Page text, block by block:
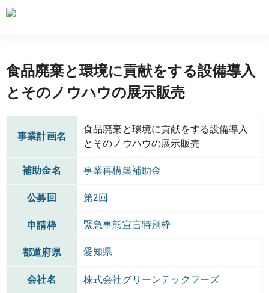
食品廃棄と環境に貢献をする設備導入
とそのノウハウの展示販売
事業計画名
食品廃棄と環境に貢献をする設備導入
とそのノウハウの展示販売
補助金名 事業再構築補助金
公募回 第2回
申請枠 緊急事態宣言特別枠
都道府県 愛知県
会社名 株式会社グリーンテックフーズ